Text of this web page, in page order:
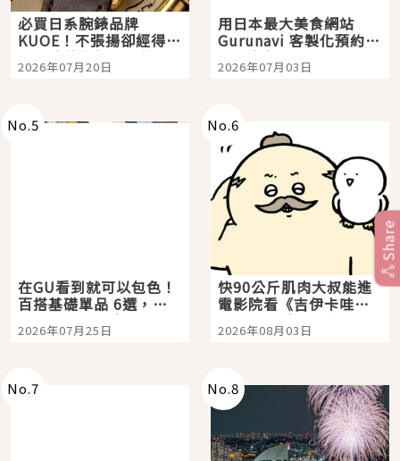
必買日系腕錶品牌
KUOE！不張揚卻經得起
時間洗鍊的經典之作五
選
2026年07月20日
用日本最大美食網站
Gurunavi 客製化預約九
大都市餐廳，打造專屬
美食體驗！
2026年07月03日
No.5
在GU看到就可以包色！
百搭基礎單品 6選，閉
眼全收也不心疼
2026年07月25日
No.6
快90公斤肌肉大叔能進
電影院看《吉伊卡哇》
嗎？日本重金屬樂團
「打首」會長與nagano
2026年08月03日
No.7 No.8
Share